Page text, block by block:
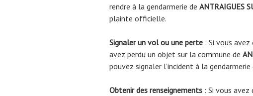
rendre à la gendarmerie de ANTRAIGUES
plainte officielle.
Signaler un vol ou une perte : Si vous
avez perdu un objet sur la commune de
pouvez signaler l’incident à la gendarmerie
Obtenir des renseignements : Si vous